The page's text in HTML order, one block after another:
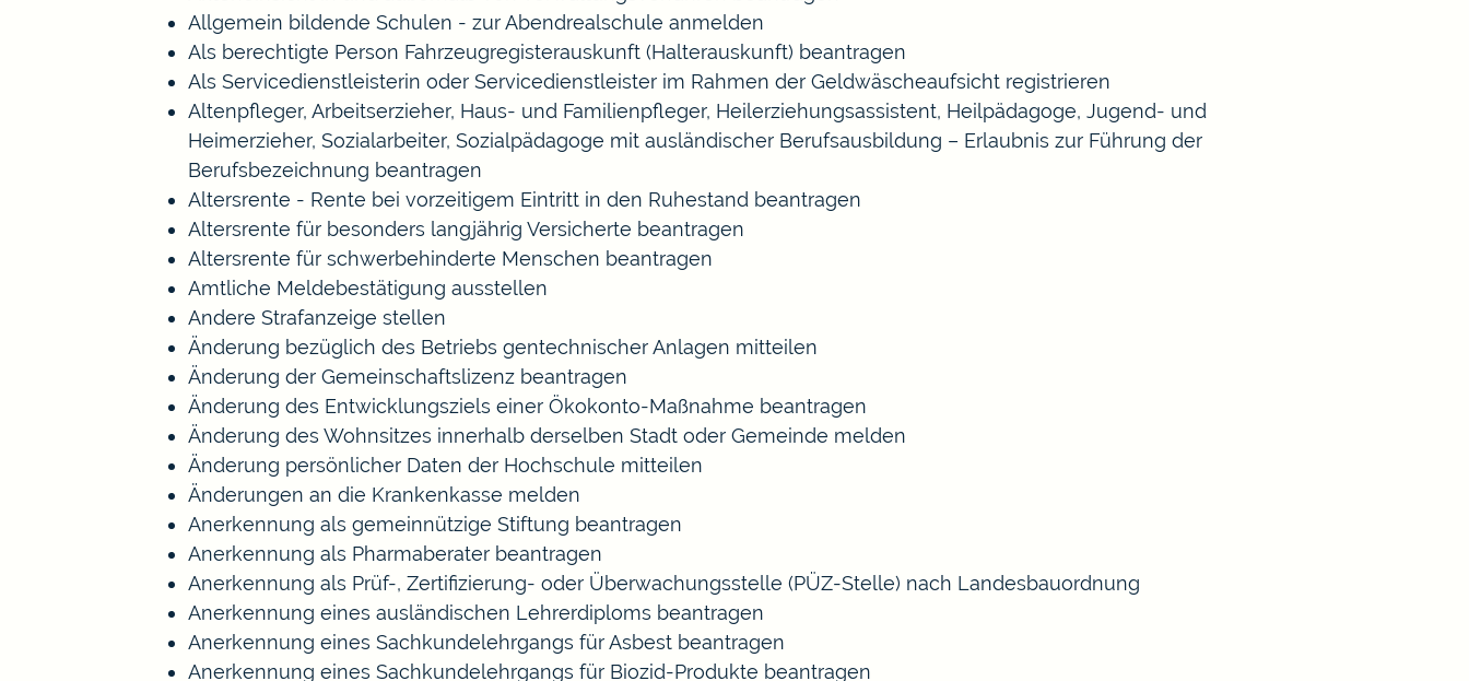
Allgemein bildende Schulen - zur Abendrealschule anmelden
Als berechtigte Person Fahrzeugregisterauskunft (Halterauskunft) beantragen
Als Servicedienstleisterin oder Servicedienstleister im Rahmen der Geldwäscheaufsicht registrieren
Altenpfleger, Arbeitserzieher, Haus- und Familienpfleger, Heilerziehungsassistent, Heilpädagoge, Jugend- und
Heimerzieher, Sozialarbeiter, Sozialpädagoge mit ausländischer Berufsausbildung – Erlaubnis zur Führung der
Berufsbezeichnung beantragen
Altersrente - Rente bei vorzeitigem Eintritt in den Ruhestand beantragen
Altersrente für besonders langjährig Versicherte beantragen
Altersrente für schwerbehinderte Menschen beantragen
Amtliche Meldebestätigung ausstellen
Andere Strafanzeige stellen
Änderung bezüglich des Betriebs gentechnischer Anlagen mitteilen
Änderung der Gemeinschaftslizenz beantragen
Änderung des Entwicklungsziels einer Ökokonto-Maßnahme beantragen
Änderung des Wohnsitzes innerhalb derselben Stadt oder Gemeinde melden
Änderung persönlicher Daten der Hochschule mitteilen
Änderungen an die Krankenkasse melden
Anerkennung als gemeinnützige Stiftung beantragen
Anerkennung als Pharmaberater beantragen
Anerkennung als Prüf-, Zertifizierung- oder Überwachungsstelle (PÜZ-Stelle) nach Landesbauordnung
Anerkennung eines ausländischen Lehrerdiploms beantragen
Anerkennung eines Sachkundelehrgangs für Asbest beantragen
Anerkennung eines Sachkundelehrgangs für Biozid-Produkte beantragen